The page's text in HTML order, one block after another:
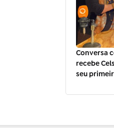
Conversa
recebe
seu